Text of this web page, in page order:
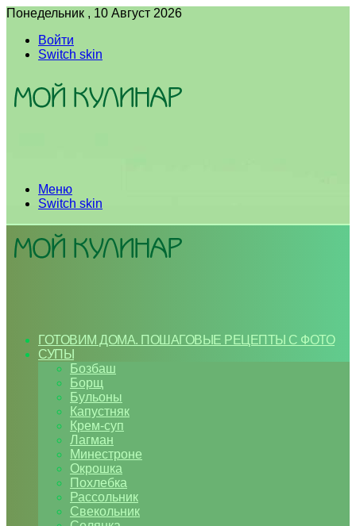
Понедельник , 10 Август 2026
Войти
Switch skin
Меню
Switch skin
ГОТОВИМ ДОМА. ПОШАГОВЫЕ РЕЦЕПТЫ С ФОТО
СУПЫ
Бозбаш
Борщ
Бульоны
Капустняк
Крем-суп
Лагман
Минестроне
Окрошка
Похлебка
Рассольник
Свекольник